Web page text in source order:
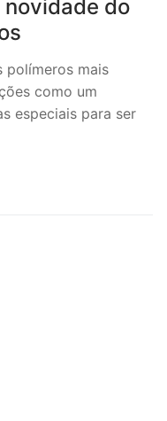
do
polímeros mais
como um
especiais para ser